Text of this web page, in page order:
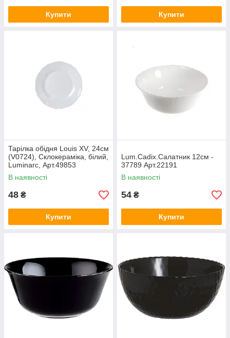
Купити Купити
Тарілка обідня Louis XV, 24см
(V0724), Склокераміка, білий,
Luminarc, Арт.49853
В наявності
48 ₴
Купити
Lum.Cadix.Салатник 12см -
37789 Арт.22191
В наявності
54 ₴
Купити